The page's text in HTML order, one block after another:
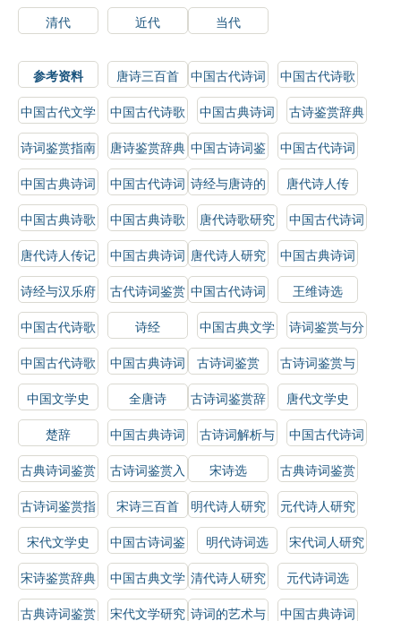
清代
近代 当代
参考资料 唐诗三百首
中国古代诗词
选读
中国古代诗歌
鉴赏
中国古代文学
史
中国古代诗歌
鉴赏辞典
中国古典诗词
鉴赏
古诗鉴赏辞典
诗词鉴赏指南
唐诗鉴赏辞典 中国古诗词鉴
赏辞典
中国古代诗词
鉴赏辞典
中国古典诗词
鉴赏辞典
中国古代诗词
鉴赏
诗经与唐诗的
比较研究
唐代诗人传
中国古典诗歌
鉴赏辞典
中国古典诗歌
鉴赏
唐代诗歌研究
中国古代诗词
研究
唐代诗人传记
中国古典诗词
赏析
唐代诗人研究
中国古典诗词
选
诗经与汉乐府 古代诗词鉴赏 中国古代诗词
选
王维诗选
中国古代诗歌
史
诗经
中国古典文学
史
诗词鉴赏与分
析
中国古代诗歌
选
中国古典诗词
研究
古诗词鉴赏
古诗词鉴赏与
解析
中国文学史 全唐诗
古诗词鉴赏辞
典
唐代文学史
楚辞
中国古典诗词
解析
古诗词解析与
鉴赏
中国古代诗词
概论
古典诗词鉴赏
古诗词鉴赏入
门
宋诗选
古典诗词鉴赏
辞典
古诗词鉴赏指
南
宋诗三百首 明代诗人研究
元代诗人研究
宋代文学史
中国古诗词鉴
赏
明代诗词选
宋代词人研究
宋诗鉴赏辞典
中国古典文学
作品选
清代诗人研究
元代诗词选
古典诗词鉴赏
宋代文学研究 诗词的艺术与 中国古典诗词